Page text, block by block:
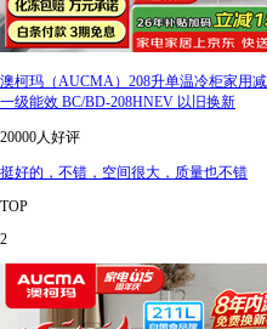
澳柯玛（AUCMA）208升单温冷柜家用
一级能效 BC/BD-208HNEV 以旧换新
20000人好评
挺好的，不错，空间很大，质量也不错
TOP
2